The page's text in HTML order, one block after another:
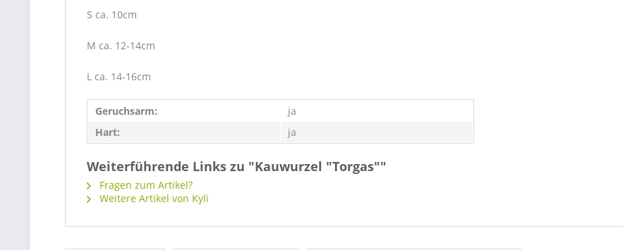
S ca. 10cm
M ca. 12-14cm
L ca. 14-16cm
Geruchsarm:
ja
Hart:
ja
Weiterführende Links zu "Kauwurzel "Torgas""
Fragen zum Artikel?
Weitere Artikel von Kyli